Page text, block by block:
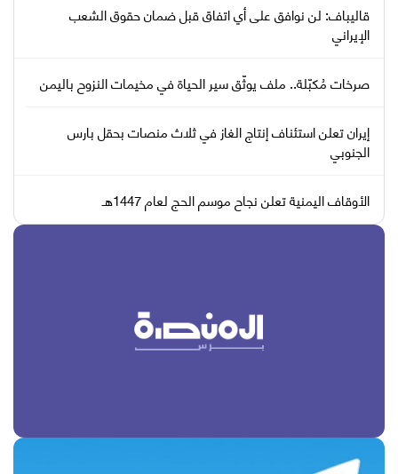
قاليباف: لن نوافق على أي اتفاق قبل ضمان حقوق الشعب
الإيراني
صرخات مُكبّلة.. ملف يوثّق سير الحياة في مخيمات النزوح باليمن
إيران تعلن استئناف إنتاج الغاز في ثلاث منصات بحقل بارس
الجنوبي
الأوقاف اليمنية تعلن نجاح موسم الحج لعام 1447هـ